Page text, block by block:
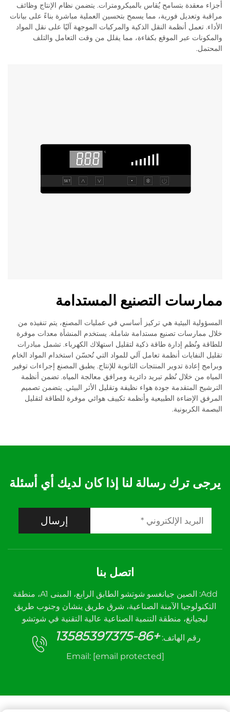
أجزاء معقدة بتسامح يُقاس بالميكرومترات. يتضمن نظام الإنتاج وظائف
مراقبة وتعديل فورية، مما يسمح بتحسين العملية مباشرة بناءً على بيانات
الأداء. تعمل أنظمة النقل الذكية والمركبات الموجهة آليًا على نقل المواد
والمكونات عبر الموقع بكفاءة، مما يقلل من وقت التعامل والتلف
المحتمل.
ممارسات التصنيع المستدامة
المسؤولية البيئية هي تركيز أساسي في عمليات المصنع، يتم تنفيذه من
خلال ممارسات تصنيع مستدامة شاملة. يستخدم المنشأة معدات موفرة
للطاقة ونُظم إدارة طاقة ذكية لتقليل استهلاك الكهرباء. تشمل مبادرات
تقليل النفايات أنظمة تعامل آلي للمواد التي تُحسّن استخدام المواد الخام
وبرامج إعادة تدوير المنتجات الثانوية للإنتاج. يطبق المصنع إجراءات توفير
المياه من خلال نُظم تبريد دائرية ومرافق معالجة المياه. تضمن أنظمة
الترشيح المتقدمة جودة هواء نظيفة وتقليل الأثر البيئي. يتضمن تصميم
المرفق الإضاءة الطبيعية وأنظمة تكييف هوائي موفرة للطاقة لتقليل
البصمة الكربونية.
يرجى ترك رسالة لنا إذا كان لديك أي أسئلة
إرسال
اتصل بنا
Add: الصين جيانغسو شوتشو الطابق الرابع، المبنى A1، منطقة
التكنولوجيا الآمنة الصناعية، شرق طريق ينشان وجنوب طريق
ليجيانغ، منطقة التنمية الصناعية عالية التقنية في شوتشو
رقم الهاتف: +86-13585397375
Email: [email protected]